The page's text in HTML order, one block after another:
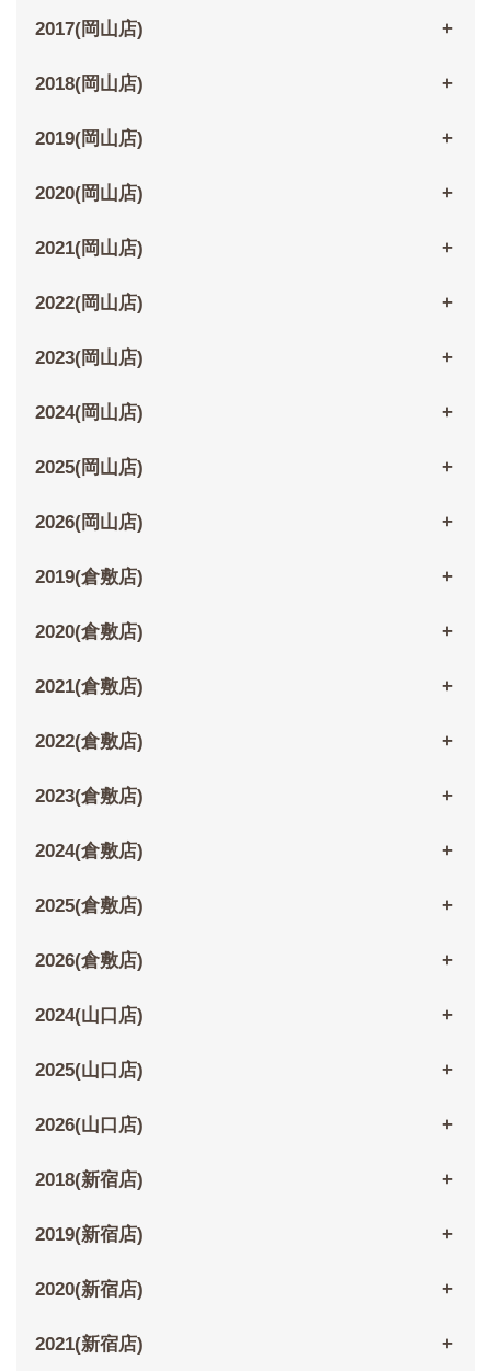
2017(岡山店)
2018(岡山店)
2019(岡山店)
2020(岡山店)
2021(岡山店)
2022(岡山店)
2023(岡山店)
2024(岡山店)
2025(岡山店)
2026(岡山店)
2019(倉敷店)
2020(倉敷店)
2021(倉敷店)
2022(倉敷店)
2023(倉敷店)
2024(倉敷店)
2025(倉敷店)
2026(倉敷店)
2024(山口店)
2025(山口店)
2026(山口店)
2018(新宿店)
2019(新宿店)
2020(新宿店)
2021(新宿店)